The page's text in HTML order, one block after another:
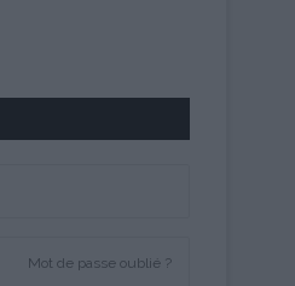
Mot de passe oublié ?